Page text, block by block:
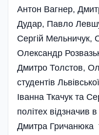
Антон Вагнер,
Дудар, Павло
Сергій Мельничук,
Олександр
Дмитро Толстов,
студентів
Іванна Ткачук та
політех відзначив
Дмитра Гричанюка